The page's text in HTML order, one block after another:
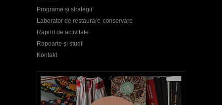
Programe și strategii
Laborator de restaurare-conservare
Raport de activitate
Rapoarte și studii
Kontakt